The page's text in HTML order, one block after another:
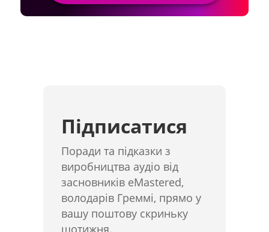
Підписатися
Поради та підказки з
виробництва аудіо від
засновників eMastered,
володарів Греммі, прямо у
вашу поштову скриньку
щотижня.